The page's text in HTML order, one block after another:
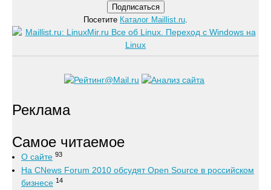
Посетите Каталог Maillist.ru.
Реклама
Самое читаемое
О сайте 93
На CNews Forum 2010 обсудят Open Source в российском
бизнесе 14